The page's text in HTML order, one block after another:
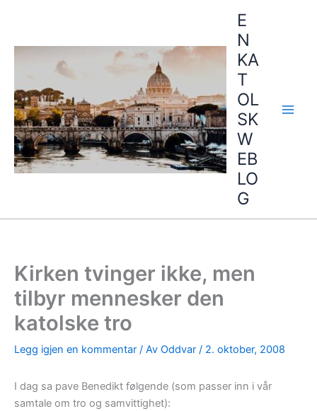
E
N
KA
T
OL
SK
W
EB
LO
G
Kirken tvinger ikke, men
tilbyr mennesker den
katolske tro
Legg igjen en kommentar / Av Oddvar / 2. oktober, 2008
I dag sa pave Benedikt følgende (som passer inn i vår
samtale om tro og samvittighet):